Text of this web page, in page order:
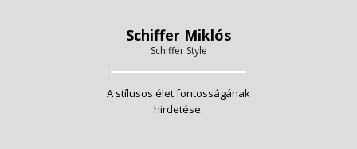
Schiffer Miklós
Schiffer Style
A stílusos élet fontosságának
hirdetése.